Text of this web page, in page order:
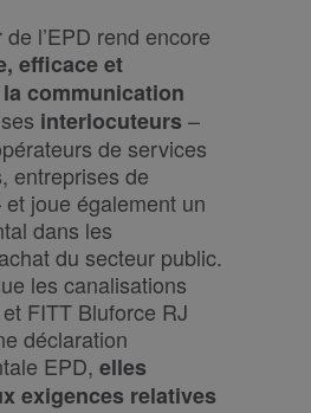
l’EPD rend encore
efficace et
communication
interlocuteurs –
de services
entreprises de
joue également un
dans les
du secteur public.
les canalisations
FITT Bluforce RJ
déclaration
EPD, elles
exigences relatives